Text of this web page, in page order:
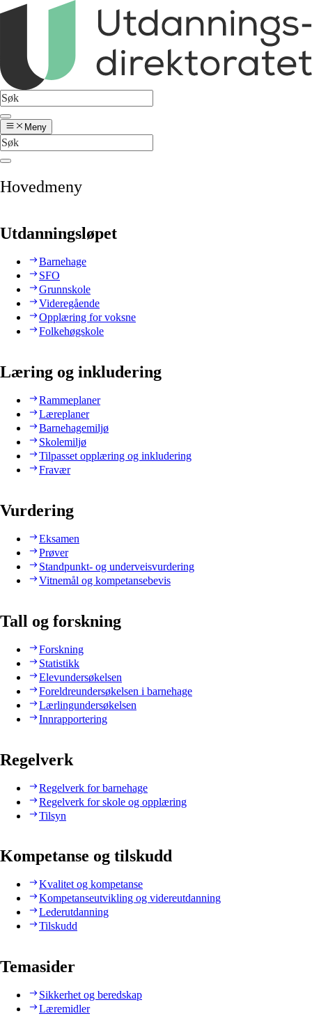
Meny
Hovedmeny
Utdanningsløpet
Barnehage
SFO
Grunnskole
Videregående
Opplæring for voksne
Folkehøgskole
Læring og inkludering
Rammeplaner
Læreplaner
Barnehagemiljø
Skolemiljø
Tilpasset opplæring og inkludering
Fravær
Vurdering
Eksamen
Prøver
Standpunkt- og underveisvurdering
Vitnemål og kompetansebevis
Tall og forskning
Forskning
Statistikk
Elevundersøkelsen
Foreldreundersøkelsen i barnehage
Lærlingundersøkelsen
Innrapportering
Regelverk
Regelverk for barnehage
Regelverk for skole og opplæring
Tilsyn
Kompetanse og tilskudd
Kvalitet og kompetanse
Kompetanseutvikling og videreutdanning
Lederutdanning
Tilskudd
Temasider
Sikkerhet og beredskap
Læremidler